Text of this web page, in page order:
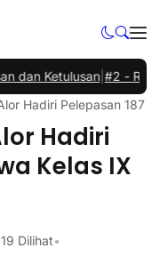
|#2 -Rapat
Hadiri Pelepasan 187
Hadiri
Kelas IX
19 Dilihat•